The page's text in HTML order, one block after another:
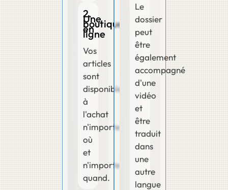
2.
Une
boutique
en
ligne
Vos
articles
sont
disponible
à
l'achat
n'importe
où
et
n'importe
quand.
Le
dossier
peut
être
également
accompagné
d'une
vidéo
et
être
traduit
dans
une
autre
langue